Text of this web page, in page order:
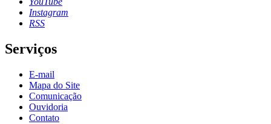
Instagram
RSS
Serviços
E-mail
Mapa do Site
Comunicação
Ouvidoria
Contato